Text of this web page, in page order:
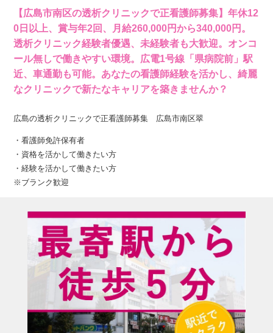
【広島市南区の透析クリニックで正看護師募集】年休12
0日以上、賞与年2回、月給260,000円から340,000円。
透析クリニック経験者優遇、未経験者も大歓迎。オンコ
ール無しで働きやすい環境。広電1号線「県病院前」駅
近、車通勤も可能。あなたの看護師経験を活かし、綺麗
なクリニックで新たなキャリアを築きませんか？
広島の透析クリニックで正看護師募集 広島市南区翠
・看護師免許保有者
・資格を活かして働きたい方
・経験を活かして働きたい方
※ブランク歓迎